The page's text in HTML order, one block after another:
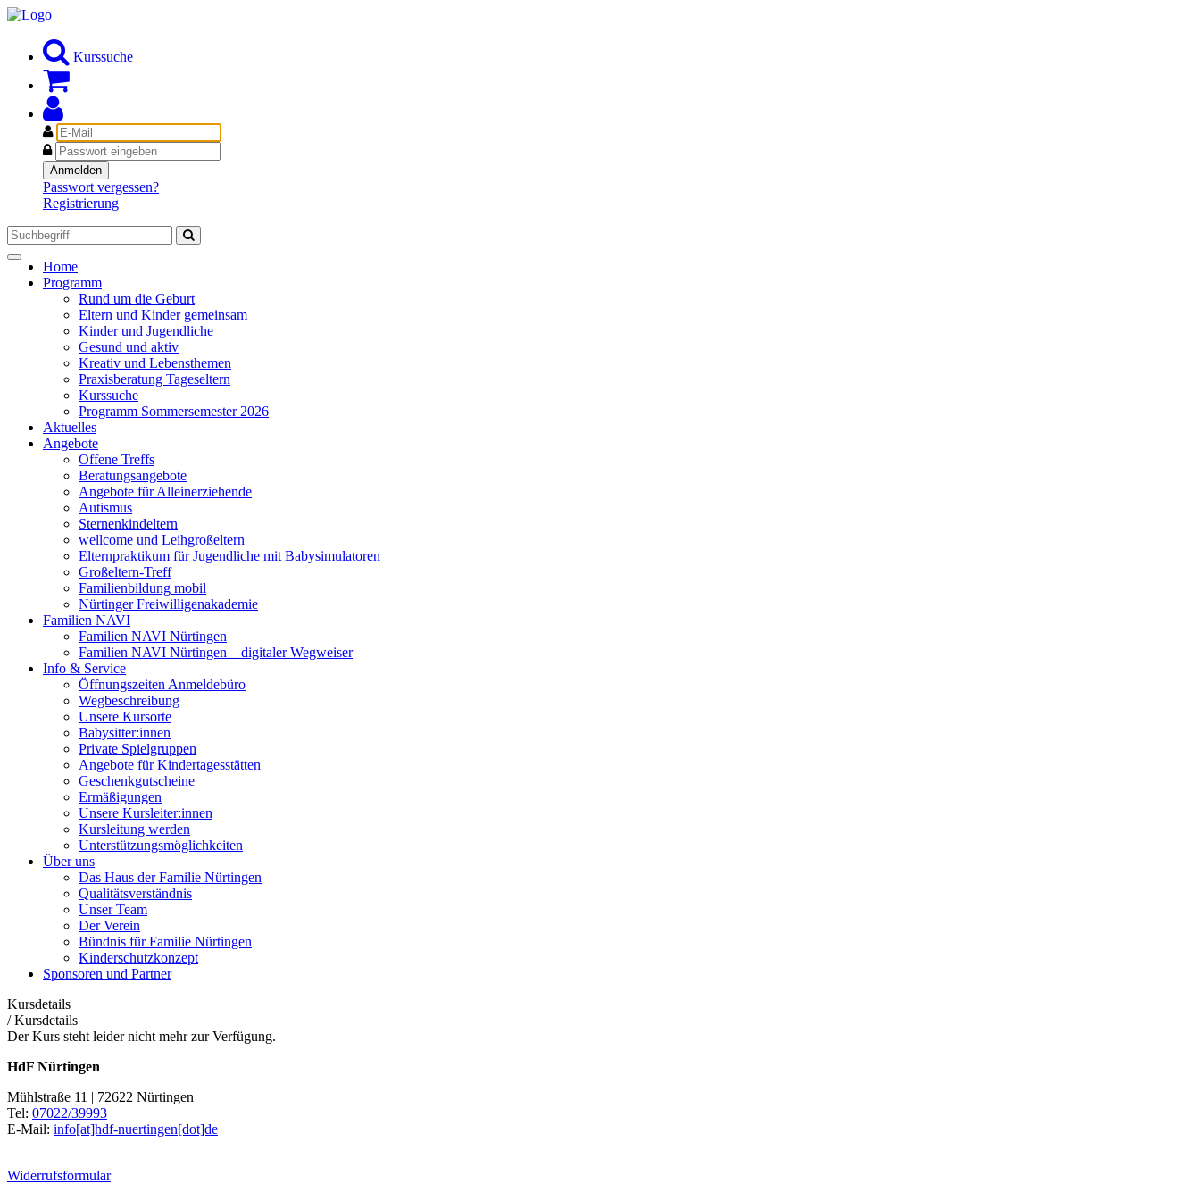
Kurssuche
E-
Mail
Passwort
Anmelden
Passwort vergessen?
Registrierung
Toggle
navigation
Home
Programm
Rund um die Geburt
Eltern und Kinder gemeinsam
Kinder und Jugendliche
Gesund und aktiv
Kreativ und Lebensthemen
Praxisberatung Tageseltern
Kurssuche
Programm Sommersemester 2026
Aktuelles
Angebote
Offene Treffs
Beratungsangebote
Angebote für Alleinerziehende
Autismus
Sternenkindeltern
wellcome und Leihgroßeltern
Elternpraktikum für Jugendliche mit Babysimulatoren
Großeltern-Treff
Familienbildung mobil
Nürtinger Freiwilligenakademie
Familien NAVI
Familien NAVI Nürtingen
Familien NAVI Nürtingen – digitaler Wegweiser
Info & Service
Öffnungszeiten Anmeldebüro
Wegbeschreibung
Unsere Kursorte
Babysitter:innen
Private Spielgruppen
Angebote für Kindertagesstätten
Geschenkgutscheine
Ermäßigungen
Unsere Kursleiter:innen
Kursleitung werden
Unterstützungsmöglichkeiten
Über uns
Das Haus der Familie Nürtingen
Qualitätsverständnis
Unser Team
Der Verein
Bündnis für Familie Nürtingen
Kinderschutzkonzept
Sponsoren und Partner
Kursdetails
/Kursdetails
Der Kurs steht leider nicht mehr zur Verfügung.
HdF Nürtingen
Mühlstraße 11 | 72622 Nürtingen
Tel: 07022/39993
E-Mail: info[at]hdf-nuertingen[dot]de
Widerrufsformular